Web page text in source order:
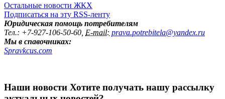
Остальные новости ЖКХ
Подписаться на эту RSS-ленту
Юридическая помощь потребителям
Тел.: +7-927-106-50-60, E-mail: prava.potrebitela@yandex.ru
Мы в спавочниках:
Spravkcus.com
Наши новости Хотите получать нашу рассылку